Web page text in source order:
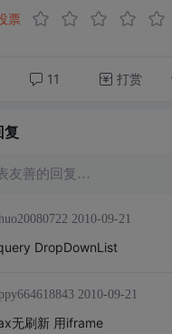
票
11 打赏
复
友善的回复…
2010-09-21
DropDownList
2010-09-21
无刷新 用iframe